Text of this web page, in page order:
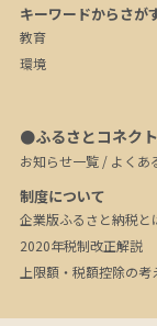
キーワードからさが
教育
環境
●ふるさとコネク
お知らせ一覧/ よくあ
制度について
企業版ふるさと納税と
2020年税制改正解説
上限額・税額控除の考